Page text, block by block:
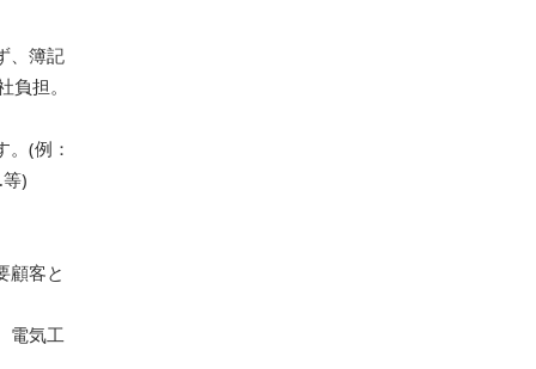
、簿記
担。
(例：
)
顧客と
電気工